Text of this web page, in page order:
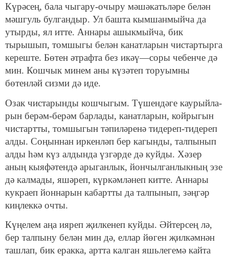
Күрәсең, бала чыгару-очыру мәшәкатьләре белән
мәшгуль булгандыр. Ул башта кымшанмыйча да
утырды, ял итте. Аннары ашыкмыйча, бик
тырышып, томшыгы белән канатларын чистартырга
кереште. Бө­тен әтрафта без икәү—соры чебенче дә
мин. Кошчык минем аны күзәтеп торуымны
бөтенләй сизми дә иде.
Озак чистарынды кошчыгым. Түшендәге каурыйла­
рын берәм-берәм барлады, канатларын, койрыгын
чис­тартты, томшыгын тәпиләренә тидереп-тидереп
алды. Соңыннан иркенләп бер кагынды, талпынып
алды һәм күз алдында үзгәрде дә куйды. Хәзер
аның кыяфәтендә арыганлык, йончылганлыкның эзе
дә калмады, яшәреп, күркәмләнеп китте. Аннары
кукраеп йоннарын кабартты да талпынып, зәңгәр
киңлеккә очты.
Күңелем аңа ияреп җилкенеп куйды. Әйтерсең лә,
бер талпыну белән мин дә, еллар йөген җилкәмнән
ташлап, бик еракка, артта калган яшьлегемә кайта